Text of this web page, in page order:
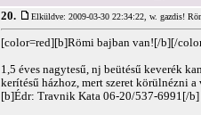
20. Elküldve: 2009-03-30 22:34:22, w. gazdis!
[color=red][b]Römi bajban van![/b][/
1,5 éves nagytesű, nj beütésű keverék
kerítésű házhoz, mert szeret körülnézni
[b]Édr: Travnik Kata 06-20/537-6991[/b]